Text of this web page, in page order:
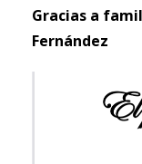
Gracias a
Fernández